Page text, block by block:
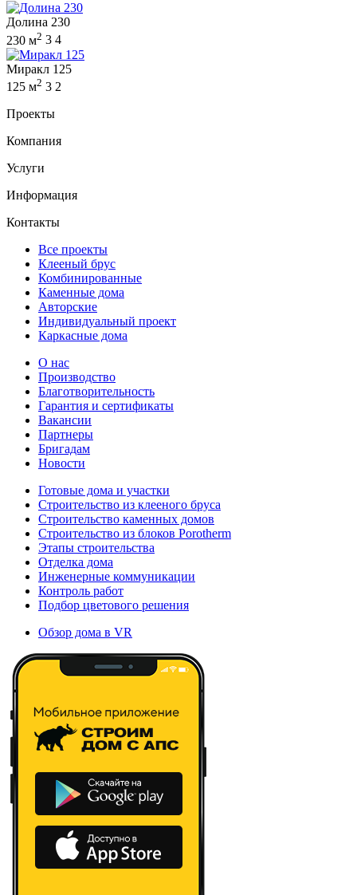
Долина 230
230 м2 3 4
Миракл 125
125 м2 3 2
Проекты
Компания
Услуги
Информация
Контакты
Все проекты
Клееный брус
Комбинированные
Каменные дома
Авторские
Индивидуальный проект
Каркасные дома
О нас
Производство
Благотворительность
Гарантия и сертификаты
Вакансии
Партнеры
Бригадам
Новости
Готовые дома и участки
Строительство из клееного бруса
Строительство каменных домов
Строительство из блоков Porotherm
Этапы строительства
Отделка дома
Инженерные коммуникации
Контроль работ
Подбор цветового решения
Обзор дома в VR